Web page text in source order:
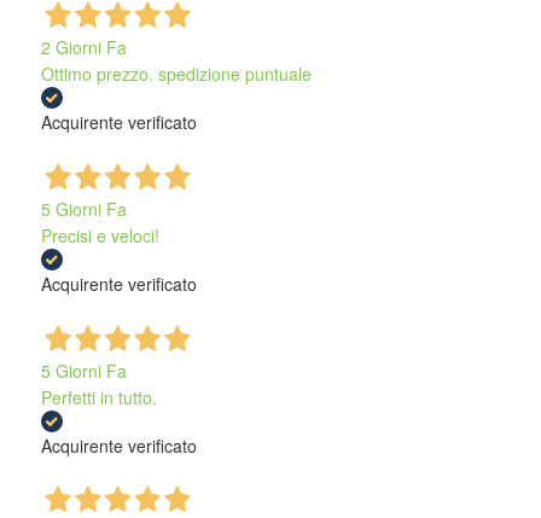
2 Giorni Fa
Ottimo prezzo. spedizione puntuale
Acquirente verificato
5 Giorni Fa
Precisi e veloci!
Acquirente verificato
5 Giorni Fa
Perfetti in tutto.
Acquirente verificato